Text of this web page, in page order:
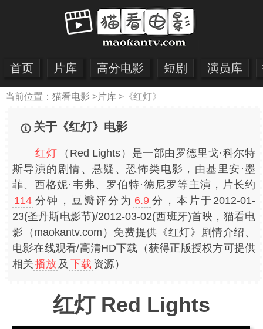
首页 片库 高分电影 短剧 演员库
当前位置： 猫看电影 >片库>《红灯》
关于《红灯》电影
红灯
（Red Lights）是一部由罗德里戈·科尔特
斯导演的剧情、悬疑、恐怖类电影，由基里安·墨
菲、西格妮·韦弗、罗伯特·德尼罗等主演，片长约
114 分钟，豆瓣评分为 6.9 分，本片于2012-01-
23(圣丹斯电影节)/2012-03-02(西班牙)首映，猫看电
影（maokantv.com）免费提供《红灯》剧情介绍、
电影在线观看/高清HD下载（获得正版授权方可提供
相关 播放 及 下载 资源）
红灯 Red Lights